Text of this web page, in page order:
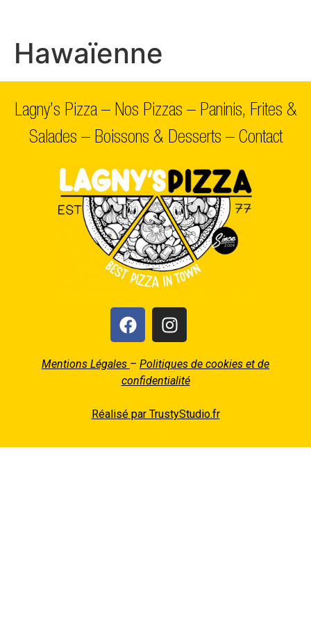
Hawaïenne
Lagny’s Pizza – Nos Pizzas – Paninis, Frites &
Salades – Boissons & Desserts – Contact
Mentions Légales – Politiques de cookies et de
confidentialité
Réalisé par TrustyStudio.fr